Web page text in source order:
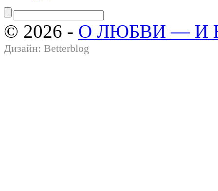
© 2026 - О ЛЮБВИ — И
Дизайн: Betterblog